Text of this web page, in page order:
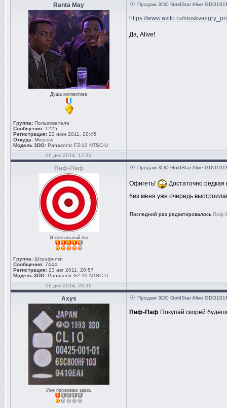
Ranta May
Душа коллектива
Группа: Пользователи
Сообщения: 1225
Регистрация: 22 июн 2011, 20:45
Откуда: Moscow
Модель 3DO: Panasonic FZ-10 NTSC-U
Продам 3DO GoldStar Alive
https://www.avito.ru/moskva/
Да, Alive!
06 дек 2014, 17:32
Пиф-Паф
Я консольный бог
Группа: Штрафники
Сообщения: 7444
Регистрация: 23 авг 2011, 20:57
Модель 3DO: Panasonic FZ-10 NTSC-U
Продам 3DO GoldStar Alive
Офигеть!
Достаточно
без меня уже очередь
Последний раз редактировалось Пиф-
06 дек 2014, 20:36
Axys
Уже проживаю здесь
Продам 3DO GoldStar Alive
Пиф-Паф Покупай скорей